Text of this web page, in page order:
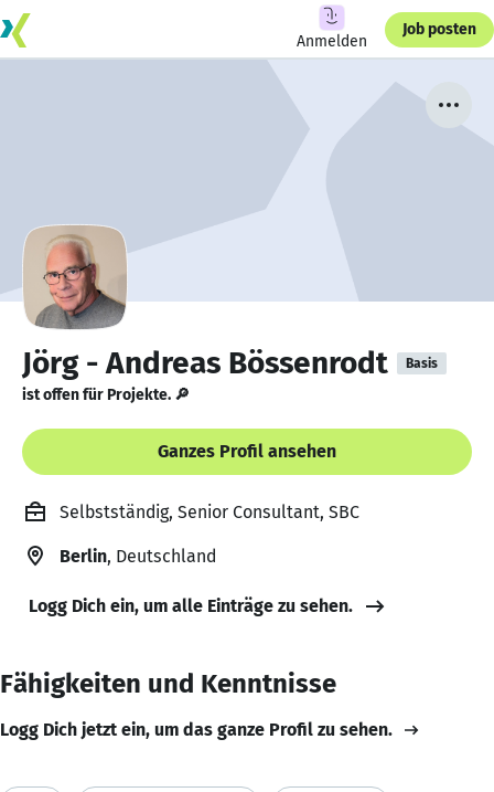
Anmelden
Job posten
Jörg - Andreas Bössenrodt Basis
ist offen für Projekte. 🔎
Ganzes Profil ansehen
Selbstständig, Senior Consultant, SBC
Berlin, Deutschland
Logg Dich ein, um alle Einträge zu sehen.
Fähigkeiten und Kenntnisse
Logg Dich jetzt ein, um das ganze Profil zu sehen.